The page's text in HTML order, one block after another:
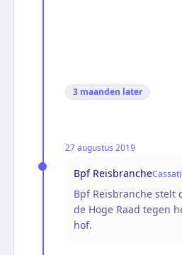
3 maanden later
27 augustus 2019
Bpf Reisbranche
Bpf Reisbranche stelt
de Hoge Raad tegen
hof.